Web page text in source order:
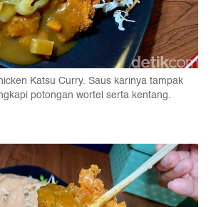
Katsu Curry. Saus karinya tampak
potongan wortel serta kentang.